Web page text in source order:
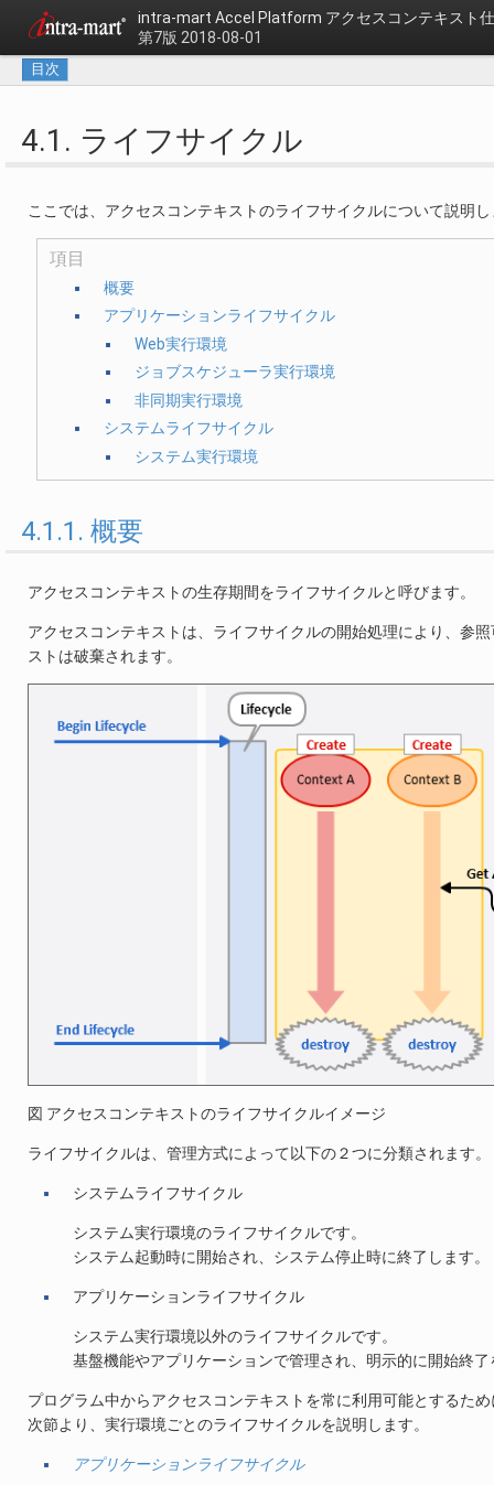
intra-mart Accel Platform アクセスコンテキスト
第7版 2018-08-01
目次
4.1. ライフサイクル
ここでは、アクセスコンテキストのライフサイクルについて説明
項目
概要
アプリケーションライフサイクル
Web実行環境
ジョブスケジューラ実行環境
非同期実行環境
システムライフサイクル
システム実行環境
4.1.1. 概要
アクセスコンテキストの生存期間をライフサイクルと呼びます。
アクセスコンテキストは、ライフサイクルの開始処理により、参
ストは破棄されます。
図 アクセスコンテキストのライフサイクルイメージ
ライフサイクルは、管理方式によって以下の２つに分類されます。
システムライフサイクル
システム実行環境のライフサイクルです。
システム起動時に開始され、システム停止時に終了します。
アプリケーションライフサイクル
システム実行環境以外のライフサイクルです。
基盤機能やアプリケーションで管理され、明示的に開始終
プログラム中からアクセスコンテキストを常に利用可能とするた
次節より、実行環境ごとのライフサイクルを説明します。
アプリケーションライフサイクル